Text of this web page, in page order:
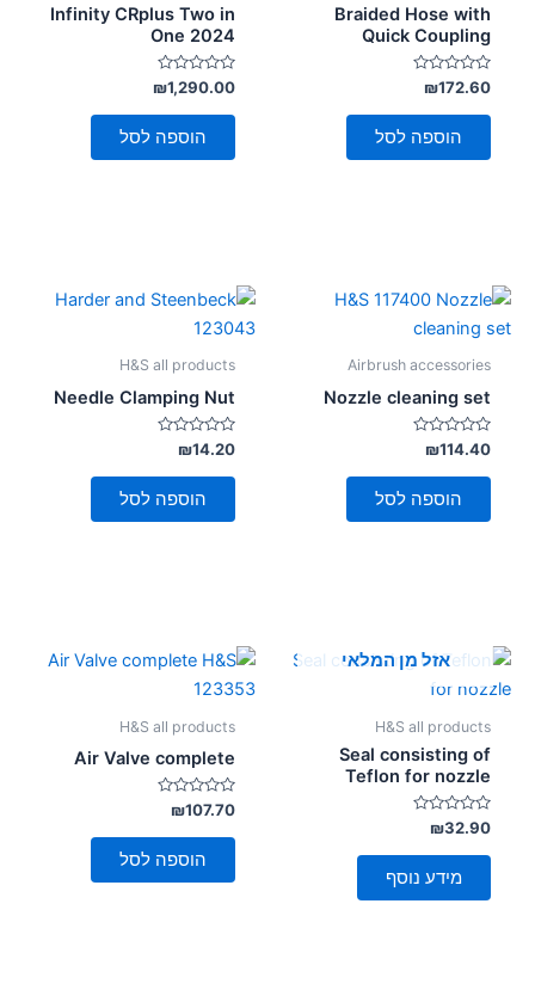
font_download סמן קישורים
לאפס
האפשרויות
Braided Hose with
Quick Coupling
דורג
0
מתוך
₪172.60
הוספה לסל
Infinity CRplus Two in
One 2024
דורג
0
מתוך
₪1,290.00
הוספה לסל
Airbrush accessories
Nozzle cleaning set
דורג
0
מתוך
₪114.40
הוספה לסל
H&S all products
Needle Clamping Nut
דורג
0
מתוך
₪14.20
הוספה לסל
אזל מן המלאי
H&S all products
Seal consisting of
Teflon for nozzle
דורג
0
מתוך
₪32.90
מידע נוסף
H&S all products
Air Valve complete
דורג
0
מתוך
₪107.70
הוספה לסל